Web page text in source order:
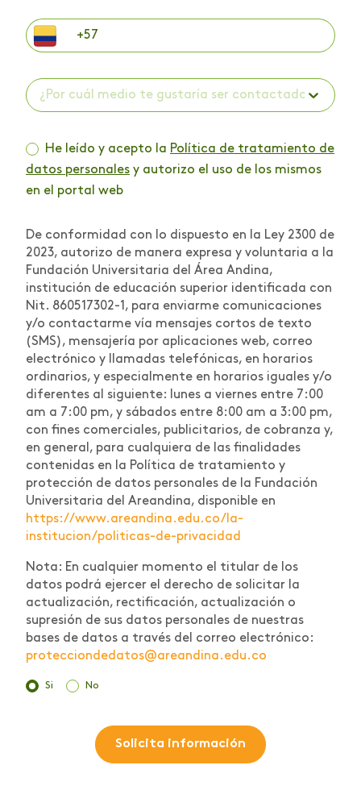
¿Por cuál medio te gustaría ser contactado? *
He leído y acepto la Política de tratamiento de
datos personales y autorizo el uso de los mismos
en el portal web
De conformidad con lo dispuesto en la Ley 2300 de
2023, autorizo de manera expresa y voluntaria a la
Fundación Universitaria del Área Andina,
institución de educación superior identificada con
Nit. 860517302-1, para enviarme comunicaciones
y/o contactarme vía mensajes cortos de texto
(SMS), mensajería por aplicaciones web, correo
electrónico y llamadas telefónicas, en horarios
ordinarios, y especialmente en horarios iguales y/o
diferentes al siguiente: lunes a viernes entre 7:00
am a 7:00 pm, y sábados entre 8:00 am a 3:00 pm,
con fines comerciales, publicitarios, de cobranza y,
en general, para cualquiera de las finalidades
contenidas en la Política de tratamiento y
protección de datos personales de la Fundación
Universitaria del Areandina, disponible en
https://www.areandina.edu.co/la-
institucion/politicas-de-privacidad
Nota: En cualquier momento el titular de los
datos podrá ejercer el derecho de solicitar la
actualización, rectificación, actualización o
supresión de sus datos personales de nuestras
bases de datos a través del correo electrónico:
protecciondedatos@areandina.edu.co
Si No
Solicita información